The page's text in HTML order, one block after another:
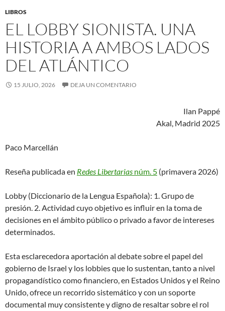
LIBROS
EL LOBBY SIONISTA. UNA
HISTORIA A AMBOS LADOS
DEL ATLÁNTICO
15 JULIO, 2026 DEJA UN COMENTARIO
Ilan Pappé
Akal, Madrid 2025
Paco Marcellán
Reseña publicada en Redes Libertarias núm. 5 (primavera 2026)
Lobby (Diccionario de la Lengua Española): 1. Grupo de
presión. 2. Actividad cuyo objetivo es influir en la toma de
decisiones en el ámbito público o privado a favor de intereses
determinados.
Esta esclarecedora aportación al debate sobre el papel del
gobierno de Israel y los lobbies que lo sustentan, tanto a nivel
propagandístico como financiero, en Estados Unidos y el Reino
Unido, ofrece un recorrido sistemático y con un soporte
documental muy consistente y digno de resaltar sobre el rol